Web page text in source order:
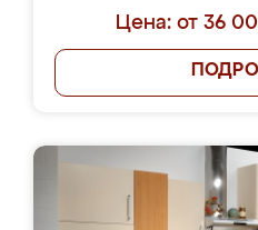
Цена: от 36